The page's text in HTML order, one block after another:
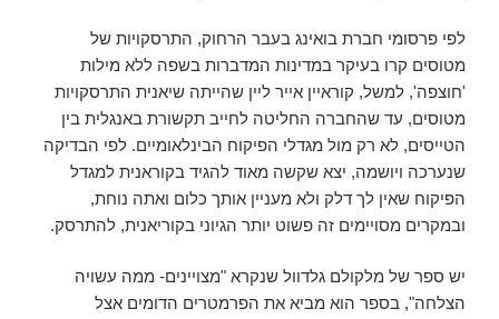
לפי פרסומי חברת בואינג בעבר הרחוק, התרסקויות של
מטוסים קרו בעיקר במדינות המדברות בשפה ללא מילות
'חוצפה', למשל, קוראיין אייר ליין שהייתה שיאנית התרסקויות
מטוסים, עד שהחברה החליטה לחייב תקשורת באנגלית בין
הטייסים, לא רק מול מגדלי הפיקוח הבינלאומיים. לפי הבדיקה
שנערכה ויושמה, יצא שקשה מאוד להגיד בקוראנית למגדל
הפיקוח שאין לך דלק ולא מעניין אותך כלום ואתה נוחת,
ובמקרים מסויימים זה פשוט יותר הגיוני בקוריאנית, להתרסק.
יש ספר של מלקולם גלדוול שנקרא "מצויינים- ממה עשויה
הצלחה", בספר הוא מביא את הפרמטרים הדומים אצל